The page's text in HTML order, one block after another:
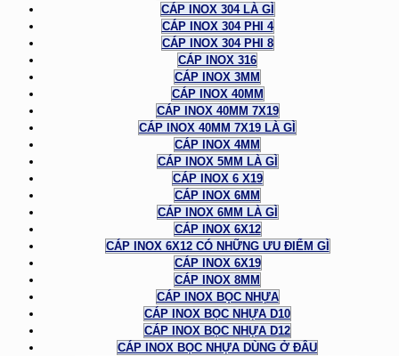
CÁP INOX 304 LÀ GÌ
CÁP INOX 304 PHI 4
CÁP INOX 304 PHI 8
CÁP INOX 316
CÁP INOX 3MM
CÁP INOX 40MM
CÁP INOX 40MM 7X19
CÁP INOX 40MM 7X19 LÀ GÌ
CÁP INOX 4MM
CÁP INOX 5MM LÀ GÌ
CÁP INOX 6 X19
CÁP INOX 6MM
CÁP INOX 6MM LÀ GÌ
CÁP INOX 6X12
CÁP INOX 6X12 CÓ NHỮNG ƯU ĐIỂM GÌ
CÁP INOX 6X19
CÁP INOX 8MM
CÁP INOX BỌC NHỰA
CÁP INOX BỌC NHỰA D10
CÁP INOX BỌC NHỰA D12
CÁP INOX BỌC NHỰA DÙNG Ở ĐÂU